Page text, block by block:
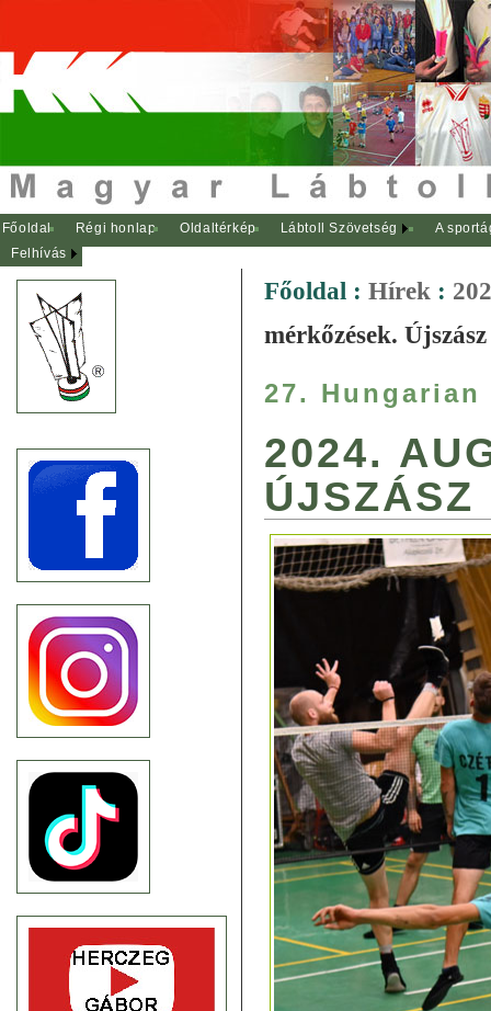
Főoldal Régi honlap Oldaltérkép Lábtoll Szövetség
A
Felhívás
Főoldal : Hírek :
mérkőzések. Újszász
27. Hungarian
2024.
ÚJSZÁSZ